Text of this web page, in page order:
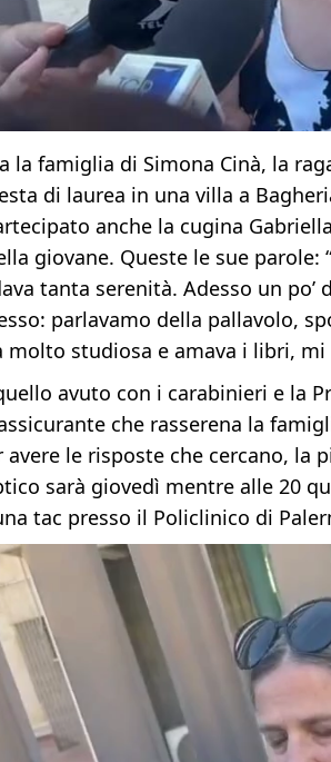
la famiglia di Simona Cinà, la
di laurea in una villa a
anche la cugina
giovane. Queste le sue parole:
tanta serenità. Adesso un
parlavamo della pallavolo,
molto studiosa e amava i libri,
avuto con i carabinieri e la
che rasserena la
avere le risposte che cercano, la
sarà giovedì mentre alle 20
tac presso il Policlinico di